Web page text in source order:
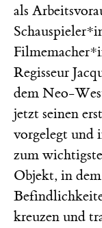
als
Regisseur
dem Neo-
jetzt seinen
vorgelegt und
zum
Objekt, in
kreuzen und